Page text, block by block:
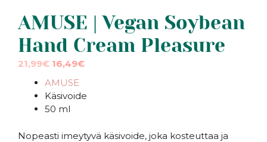
AMUSE | Vegan Soybean
Hand Cream Pleasure
Alkuperäinen
21,99€.
21,99€Nykyinen
on:
21,99€.
16,49€
AMUSE
Käsivoide
50 ml
Nopeasti imeytyvä käsivoide, joka kosteuttaa ja